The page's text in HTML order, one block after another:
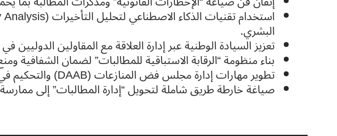
البشري.
تعزيز السيادة الوطنية عبر إدارة العلاقة مع المقاولين الدوليين
بناء منظومة “الرقابة الاستباقية للمطالبات” لضمان الشفافية
تطوير مهارات إدارة مجلس فض المنازعات (DAAB) والتحكيم في العقود الرقمية المعقدة.
صياغة خارطة طريق شاملة لتحويل “إدارة المطالبات” إلى ممارسة